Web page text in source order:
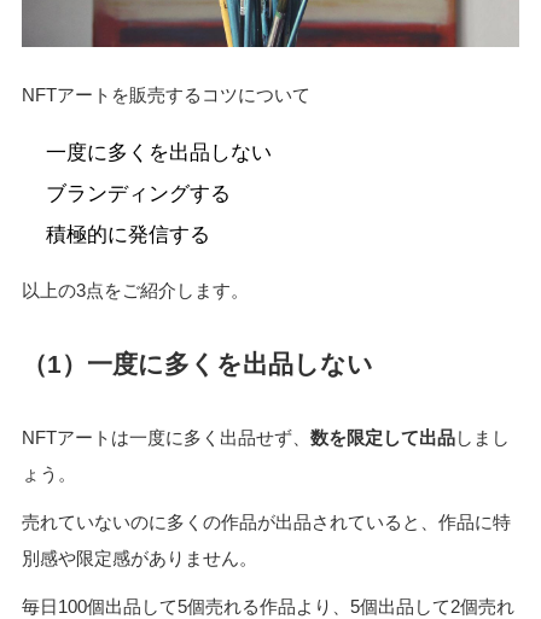
NFTアートを販売するコツについて
一度に多くを出品しない
ブランディングする
積極的に発信する
以上の3点をご紹介します。
（1）一度に多くを出品しない
NFTアートは一度に多く出品せず、 数を限定して出品しまし
ょう。
売れていないのに多くの作品が出品されていると、作品に特
別感や限定感がありません。
毎日100個出品して5個売れる作品より、5個出品して2個売れ